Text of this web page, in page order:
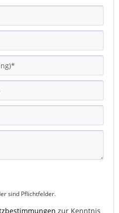
sind Pflichtfelder.
zur Kenntnis